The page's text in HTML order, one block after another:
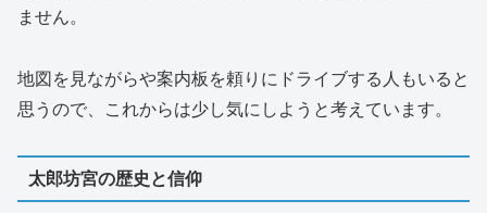
ません。
地図を見ながらや案内板を頼りにドライブする人もいると
思うので、これからは少し気にしようと考えています。
太郎坊宮の歴史と信仰